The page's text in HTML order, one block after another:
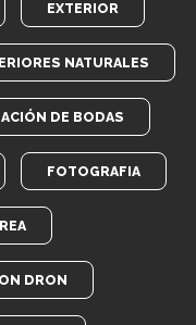
EXTERIOR
NATURALES
DE BODAS
FOTOGRAFIA
DRON